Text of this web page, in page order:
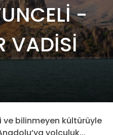
-
VADİSİ
ve bilinmeyen kültürüyle